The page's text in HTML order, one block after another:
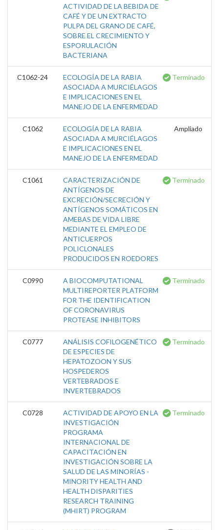
ACTIVIDAD DE LA BEBIDA DE
CAFÉ Y DE UN EXTRACTO
PULPA DEL GRANO DE CAFÉ,
SOBRE EL CRECIMIENTO Y
ESPORULACIÓN
BACTERIANA
C1062-24
ECOLOGÍA DE LA RABIA
ASOCIADA A MURCIÉLAGOS
E IMPLICACIONES EN EL
MANEJO DE LA ENFERMEDAD
Terminado
C1062
ECOLOGÍA DE LA RABIA
ASOCIADA A MURCIÉLAGOS
E IMPLICACIONES EN EL
MANEJO DE LA ENFERMEDAD
Ampliado
C1061
CARACTERIZACIÓN DE
ANTÍGENOS DE
EXCRECIÓN/SECRECIÓN Y
ANTÍGENOS SOMÁTICOS EN
AMEBAS DE VIDA LIBRE
MEDIANTE EL EMPLEO DE
ANTICUERPOS
POLICLONALES
PRODUCIDOS EN ROEDORES
Terminado
C0990
A BIOCOMPUTATIONAL
MULTIREPORTER PLATFORM
FOR THE IDENTIFICATION
OF CORONAVIRUS
PROTEASE INHIBITORS
Terminado
C0777
ANÁLISIS COFILOGENÉTICO
DE ESPECIES DE
HEPATOZOON Y SUS
HOSPEDEROS
VERTEBRADOS E
INVERTEBRADOS
Terminado
C0728
ACTIVIDAD DE APOYO EN LA
INVESTIGACIÓN
PROGRAMA
INTERNACIONAL DE
CAPACITACIÓN EN
INVESTIGACIÓN SOBRE LA
SALUD DE LAS MINORÍAS -
MINORITY HEALTH AND
HEALTH DISPARITIES
RESEARCH TRAINING
(MHIRT) PROGRAM
Terminado